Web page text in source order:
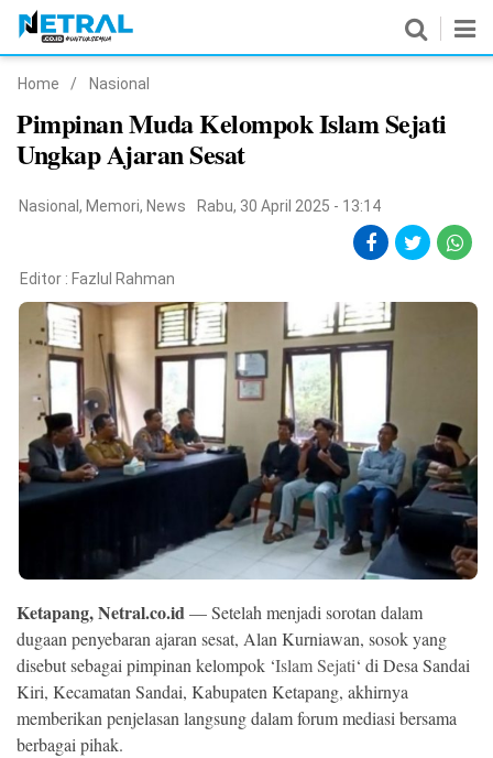
Nasional
Pemerintahan
Hukrim
Pendidikan
Peristiwa
Olahraga
Ekonomi
Home / Nasional
Pimpinan Muda Kelompok Islam Sejati
Ungkap Ajaran Sesat
Nasional , Memori, News Rabu, 30 April 2025 - 13:14
Editor : Fazlul Rahman
Ketapang, Netral.co.id— Setelah menjadi sorotan dalam
dugaan penyebaran ajaran sesat, Alan Kurniawan, sosok yang
disebut sebagai pimpinan kelompok ‘Islam Sejati‘ di Desa Sandai
Kiri, Kecamatan Sandai, Kabupaten Ketapang, akhirnya
memberikan penjelasan langsung dalam forum mediasi bersama
berbagai pihak.